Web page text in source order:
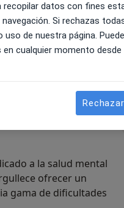
mensaje
Consultas
a la salud mental
ofrecer un
gama de dificultades
recopilar datos con fines
Si rechazas
uso de nuestra página.
cualquier momento